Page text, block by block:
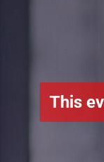
This